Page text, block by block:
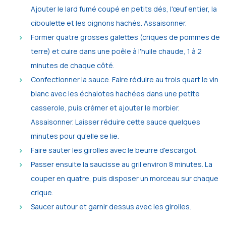
Ajouter le lard fumé coupé en petits dés, l'œuf entier, la
ciboulette et les oignons hachés. Assaisonner.
Former quatre grosses galettes (criques de pommes de
terre) et cuire dans une poêle à l'huile chaude, 1 à 2
minutes de chaque côté.
Confectionner la sauce. Faire réduire au trois quart le vin
blanc avec les échalotes hachées dans une petite
casserole, puis crémer et ajouter le morbier.
Assaisonner. Laisser réduire cette sauce quelques
minutes pour qu'elle se lie.
Faire sauter les girolles avec le beurre d'escargot.
Passer ensuite la saucisse au gril environ 8 minutes. La
couper en quatre, puis disposer un morceau sur chaque
crique.
Saucer autour et garnir dessus avec les girolles.